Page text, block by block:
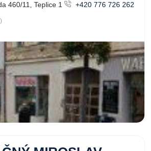
460/11, Teplice 1
+420 776 726 262